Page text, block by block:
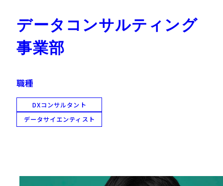
データコンサルティング
事業部
職種
DXコンサルタント
データサイエンティスト